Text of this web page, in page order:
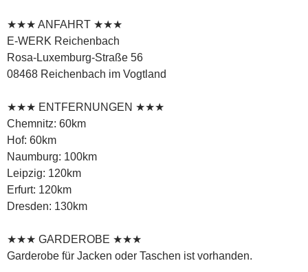
★★★ ANFAHRT ★★★
E-WERK Reichenbach
Rosa-Luxemburg-Straße 56
08468 Reichenbach im Vogtland
★★★ ENTFERNUNGEN ★★★
Chemnitz: 60km
Hof: 60km
Naumburg: 100km
Leipzig: 120km
Erfurt: 120km
Dresden: 130km
★★★ GARDEROBE ★★★
Garderobe für Jacken oder Taschen ist vorhanden.